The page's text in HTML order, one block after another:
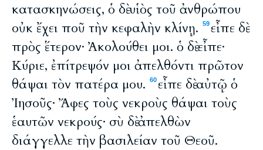
κατασκηνώσεις, ὁ δὲ υἱὸς τοῦ ἀνθρώπου
οὐκ ἔχει ποῦ τὴν κεφαλὴν κλίνῃ.
59 εἶπε δὲ
πρὸς ἕτερον· Ἀκολούθει μοι. ὁ δὲ εἶπε·
Κύριε, ἐπίτρεψόν μοι ἀπελθόντι πρῶτον
θάψαι τὸν πατέρα μου.
60 εἶπε δὲ αὐτῷ ὁ
Ἰησοῦς· Ἄφες τοὺς νεκροὺς θάψαι τοὺς
ἑαυτῶν νεκρούς· σὺ δὲ ἀπελθὼν
διάγγελλε τὴν βασιλείαν τοῦ Θεοῦ.